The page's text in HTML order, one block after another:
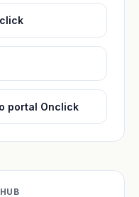
portal Onclick